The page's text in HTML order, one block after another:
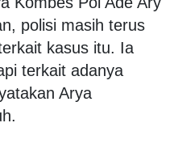
polisi masih terus
kasus itu. Ia
terkait adanya
Arya